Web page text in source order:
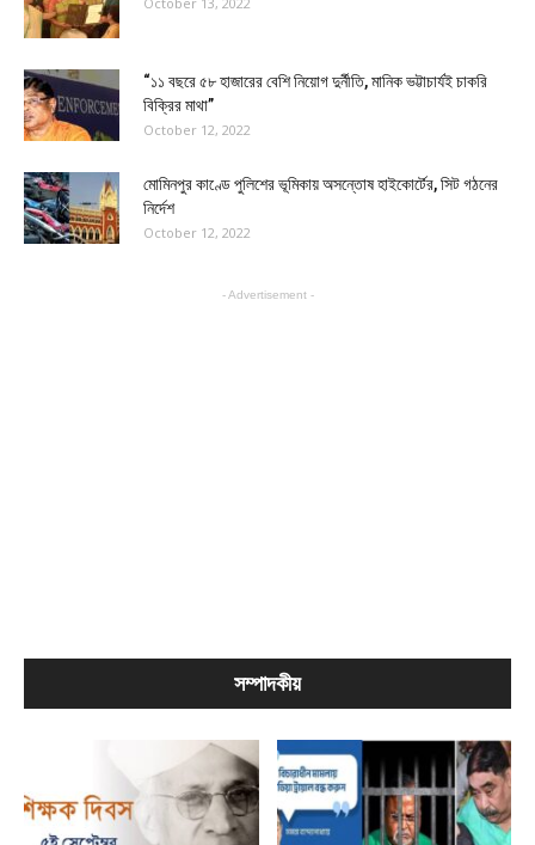
“১১ বছরে ৫৮ হাজারের বেশি নিয়োগ দুর্নীতি, মানিক ভট্টাচার্যই চাকরি
বিক্রির মাথা”
October 12, 2022
মোমিনপুর কাণ্ডে পুলিশের ভূমিকায় অসন্তোষ হাইকোর্টের, সিট গঠনের
নির্দেশ
October 12, 2022
- Advertisement -
সম্পাদকীয়